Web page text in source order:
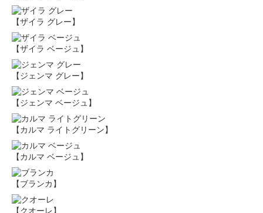
【ザイラ グレー】
【ザイラ ベージュ】
【ジェンマ グレー】
【ジェンマ ベージュ】
【カルマ ライトグリーン】
【カルマ ベージュ】
【ブランカ】
【クオーレ】